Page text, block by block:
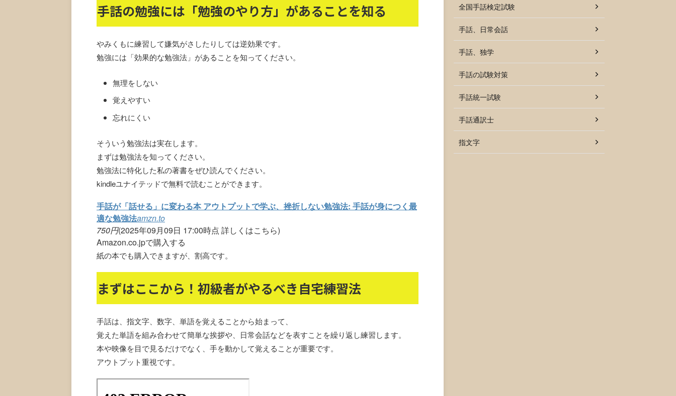
手話の勉強には「勉強のやり方」があることを知る
やみくもに練習して嫌気がさしたりしては逆効果です。
勉強には「効果的な勉強法」があることを知ってください。
無理をしない
覚えやすい
忘れにくい
そういう勉強法は実在します。
まずは勉強法を知ってください。
勉強法に特化した私の著書をぜひ読んでください。
kindleユナイテッドで無料で読むことができます。
手話が「話せる」に変わる本 アウトプットで学ぶ、挫折しない勉強法: 手話が身につく最
適な勉強法amzn.to
750円(2025年09月09日 17:00時点 詳しくはこちら)
Amazon.co.jpで購入する
紙の本でも購入できますが、割高です。
まずはここから！初級者がやるべき自宅練習法
手話は、指文字、数字、単語を覚えることから始まって、
覚えた単語を組み合わせて簡単な挨拶や、日常会話などを表すことを繰り返し練習します。
本や映像を目で見るだけでなく、手を動かして覚えることが重要です。
アウトプット重視です。
全国手話検定試験
手話、日常会話
手話、独学
手話の試験対策
手話統一試験
手話通訳士
指文字